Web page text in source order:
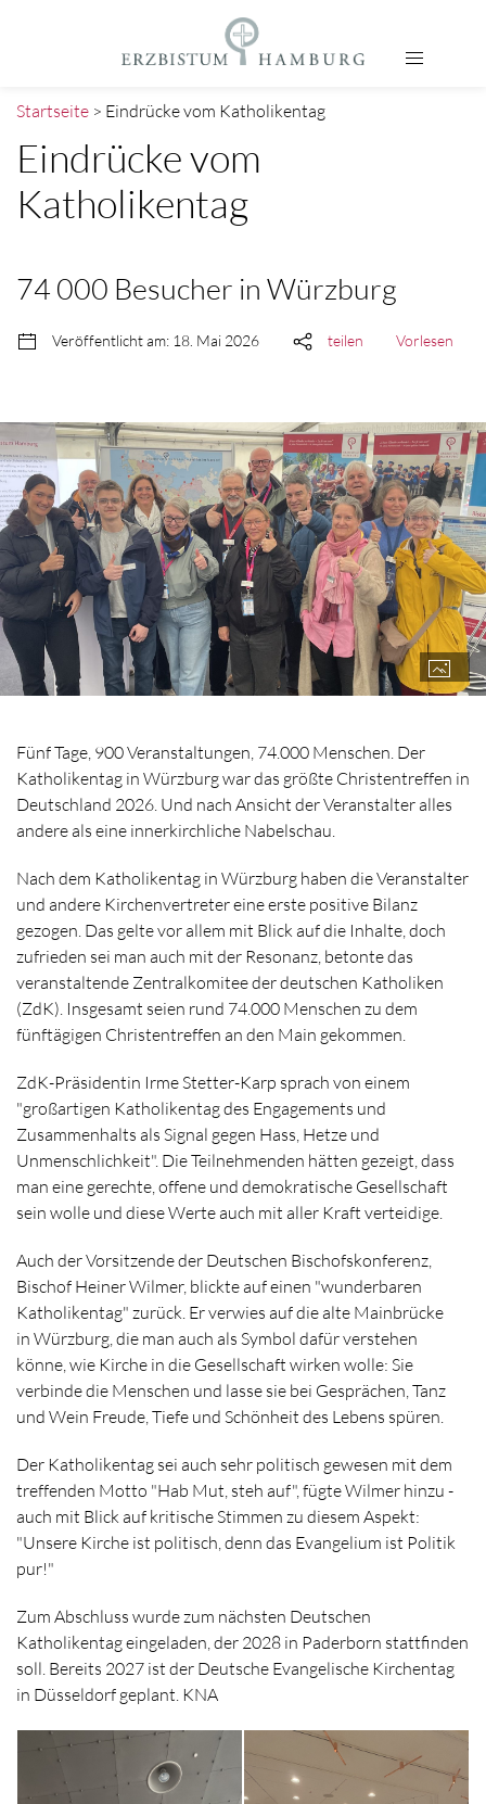
Startseite > Eindrücke vom Katholikentag
Eindrücke vom
Katholikentag
74 000 Besucher in Würzburg
Veröffentlicht am: 18. Mai 2026 teilen Vorlesen
Fünf Tage, 900 Veranstaltungen, 74.000 Menschen. Der
Katholikentag in Würzburg war das größte Christentreffen in
Deutschland 2026. Und nach Ansicht der Veranstalter alles
andere als eine innerkirchliche Nabelschau.
Nach dem Katholikentag in Würzburg haben die Veranstalter
und andere Kirchenvertreter eine erste positive Bilanz
gezogen. Das gelte vor allem mit Blick auf die Inhalte, doch
zufrieden sei man auch mit der Resonanz, betonte das
veranstaltende Zentralkomitee der deutschen Katholiken
(ZdK). Insgesamt seien rund 74.000 Menschen zu dem
fünftägigen Christentreffen an den Main gekommen.
ZdK-Präsidentin Irme Stetter-Karp sprach von einem
"großartigen Katholikentag des Engagements und
Zusammenhalts als Signal gegen Hass, Hetze und
Unmenschlichkeit". Die Teilnehmenden hätten gezeigt, dass
man eine gerechte, offene und demokratische Gesellschaft
sein wolle und diese Werte auch mit aller Kraft verteidige.
Auch der Vorsitzende der Deutschen Bischofskonferenz,
Bischof Heiner Wilmer, blickte auf einen "wunderbaren
Katholikentag" zurück. Er verwies auf die alte Mainbrücke
in Würzburg, die man auch als Symbol dafür verstehen
könne, wie Kirche in die Gesellschaft wirken wolle: Sie
verbinde die Menschen und lasse sie bei Gesprächen, Tanz
und Wein Freude, Tiefe und Schönheit des Lebens spüren.
Der Katholikentag sei auch sehr politisch gewesen mit dem
treffenden Motto "Hab Mut, steh auf", fügte Wilmer hinzu -
auch mit Blick auf kritische Stimmen zu diesem Aspekt:
"Unsere Kirche ist politisch, denn das Evangelium ist Politik
pur!"
Zum Abschluss wurde zum nächsten Deutschen
Katholikentag eingeladen, der 2028 in Paderborn stattfinden
soll. Bereits 2027 ist der Deutsche Evangelische Kirchentag
in Düsseldorf geplant. KNA